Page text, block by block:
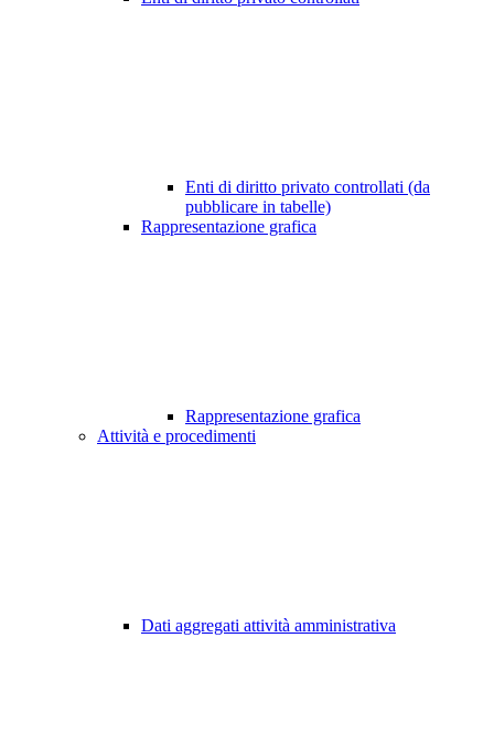
Enti di diritto privato controllati (da
pubblicare in tabelle)
Rappresentazione grafica
Rappresentazione grafica
Attività e procedimenti
Dati aggregati attività amministrativa